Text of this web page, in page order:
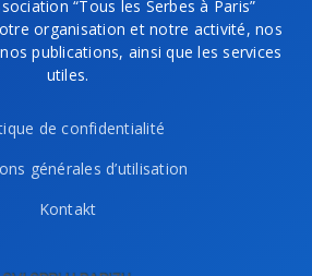
“Tous les Serbes à Paris”
organisation et notre activité, nos
publications, ainsi que les services
utiles.
de confidentialité
générales d’utilisation
Kontakt